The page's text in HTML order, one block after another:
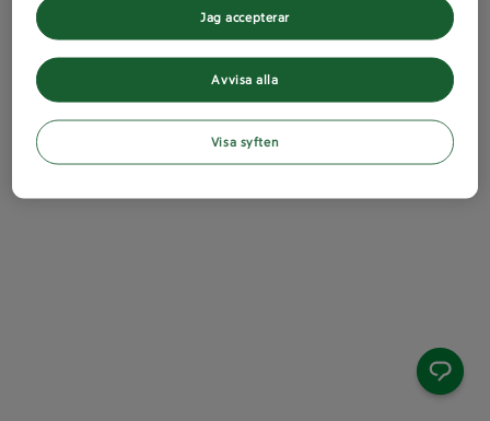
Avvisa alla
Jag accepterar
Visa syften